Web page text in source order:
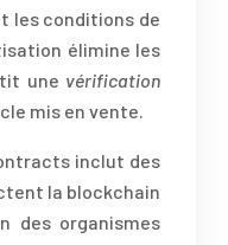
les conditions de
élimine les
une vérification
mis en vente.
inclut des
la blockchain
des organismes